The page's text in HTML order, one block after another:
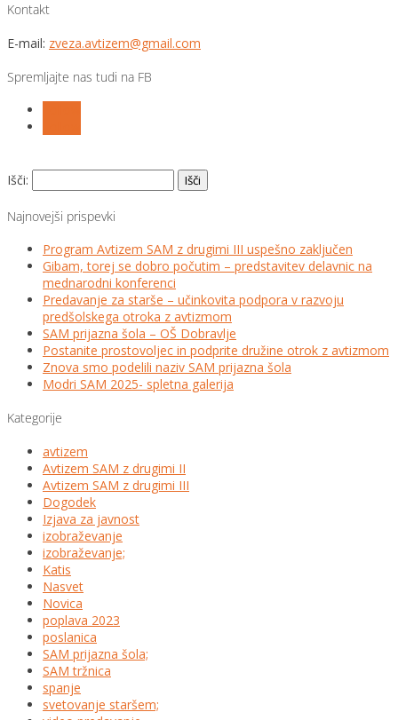
Kontakt
E-mail: zveza.avtizem@gmail.com
Spremljajte nas tudi na FB
Išči:
Najnovejši prispevki
Program Avtizem SAM z drugimi III uspešno zaključen
Gibam, torej se dobro počutim – predstavitev delavnic na
mednarodni konferenci
Predavanje za starše – učinkovita podpora v razvoju
predšolskega otroka z avtizmom
SAM prijazna šola – OŠ Dobravlje
Postanite prostovoljec in podprite družine otrok z avtizmom
Znova smo podelili naziv SAM prijazna šola
Modri SAM 2025- spletna galerija
Kategorije
avtizem
Avtizem SAM z drugimi II
Avtizem SAM z drugimi III
Dogodek
Izjava za javnost
izobraževanje
izobraževanje;
Katis
Nasvet
Novica
poplava 2023
poslanica
SAM prijazna šola;
SAM tržnica
spanje
svetovanje staršem;